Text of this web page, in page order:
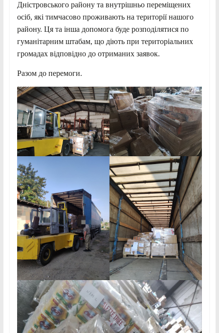
Дністровського району та внутрішньо переміщених
осіб, які тимчасово проживають на території нашого
району. Ця та інша допомога буде розподілятися по
гуманітарним штабам, що діють при територіальних
громадах відповідно до отриманих заявок.
Разом до перемоги.